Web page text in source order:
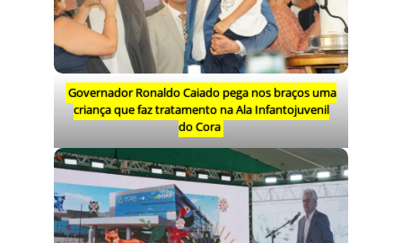
Governador Ronaldo Caiado pega nos braços uma
criança que faz tratamento na Ala Infantojuvenil
do Cora